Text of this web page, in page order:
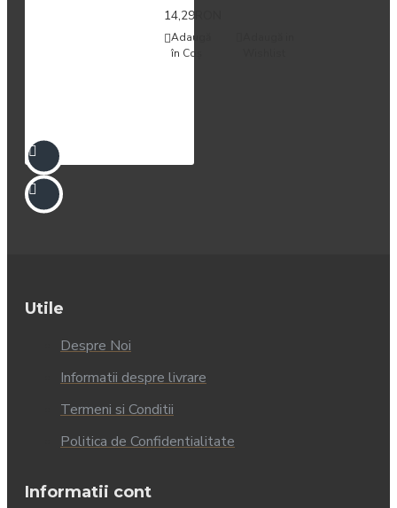
14,29RON
Adaugă
în Coş
Utile
Despre Noi
Informatii despre livrare
Termeni si Conditii
Politica de Confidentialitate
Informatii cont